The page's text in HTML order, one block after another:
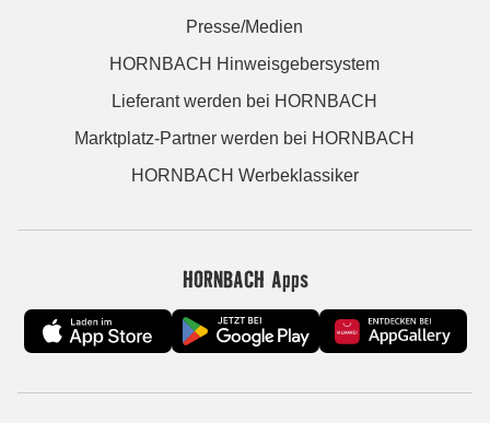
Presse/Medien
HORNBACH Hinweisgebersystem
Lieferant werden bei HORNBACH
Marktplatz-Partner werden bei HORNBACH
HORNBACH Werbeklassiker
HORNBACH Apps